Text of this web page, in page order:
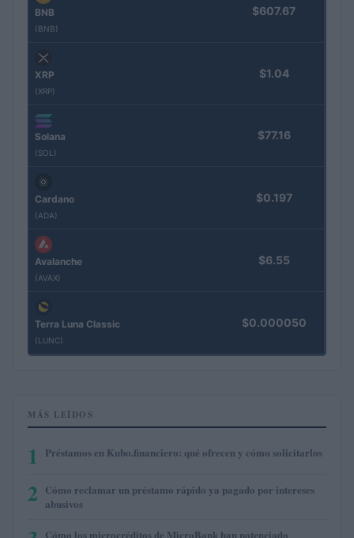
BNB
(BNB)
$607.67
XRP
(XRP)
$1.04
Solana
(SOL)
$77.16
Cardano
(ADA)
$0.197
Avalanche
(AVAX)
$6.55
Terra Luna Classic
(LUNC)
$0.000050
MÁS LEÍDOS
1 Préstamos en Kubo.financiero: qué ofrecen y cómo solicitarlos
2 Cómo reclamar un préstamo rápido ya pagado por intereses
abusivos
Cómo los microcréditos de MicroBank han potenciado